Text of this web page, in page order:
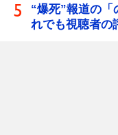
“爆死”報道の
れでも視聴者の